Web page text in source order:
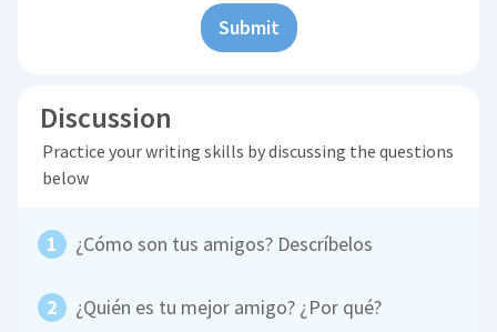
Submit
Discussion
Practice your writing skills by discussing the questions
below
¿Cómo son tus amigos? Descríbelos
¿Quién es tu mejor amigo? ¿Por qué?